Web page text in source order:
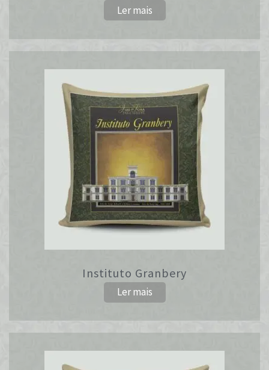
Ler mais
Instituto Granbery
Ler mais